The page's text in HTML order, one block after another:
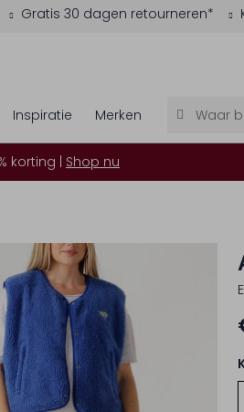
Gratis 30 dagen retourneren*
Inspiratie Merken
korting | Shop nu